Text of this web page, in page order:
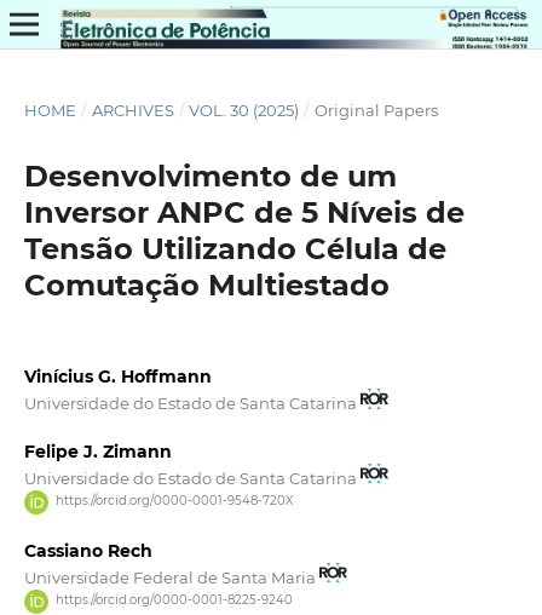
HOME / ARCHIVES / VOL. 30 (2025) / Original Papers
Desenvolvimento de um
Inversor ANPC de 5 Níveis de
Tensão Utilizando Célula de
Comutação Multiestado
Vinícius G. Hoffmann
Universidade do Estado de Santa Catarina
Felipe J. Zimann
Universidade do Estado de Santa Catarina
https://orcid.org/0000-0001-9548-720X
Cassiano Rech
Universidade Federal de Santa Maria
https://orcid.org/0000-0001-8225-9240